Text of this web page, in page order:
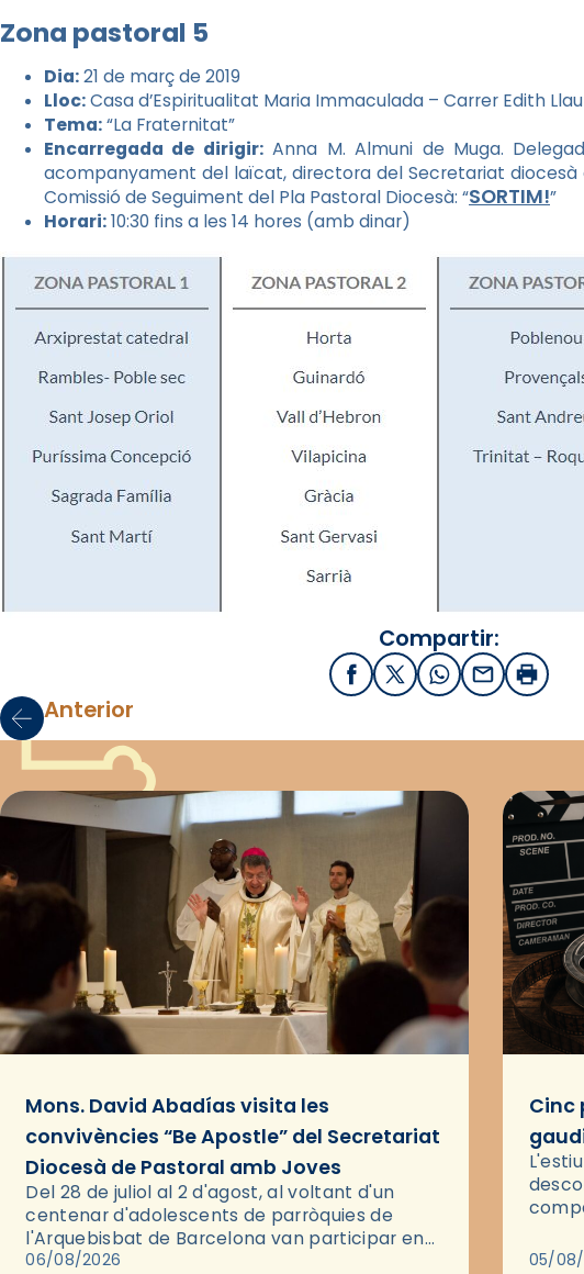
Zona pastoral 5
Dia:21 de març de 2019
Lloc:Casa d’Espiritualitat Maria Immaculada – Carrer Edith
Tema:“La Fraternitat”
Encarregada de dirigir:Anna M. Almuni de Muga.
acompanyament del laïcat, directora del Secretariat diocesà
Comissió de Seguiment del Pla Pastoral Diocesà: “SORTIM!”
Horari:10:30 fins a les 14 hores (amb dinar)
Compartir:
FacebookX / Twitter
WhatsApp
Email
Anterior
Mons. David Abadías visita les
convivències “Be Apostle” del Secretariat
Diocesà de Pastoral amb Joves
Del 28 de juliol al 2 d'agost, al voltant d'un
centenar d'adolescents de parròquies de
l'Arquebisbat de Barcelona van participar en
les convivències Be Apostle, organitzades pel
06/08/2026
Cinc
05/